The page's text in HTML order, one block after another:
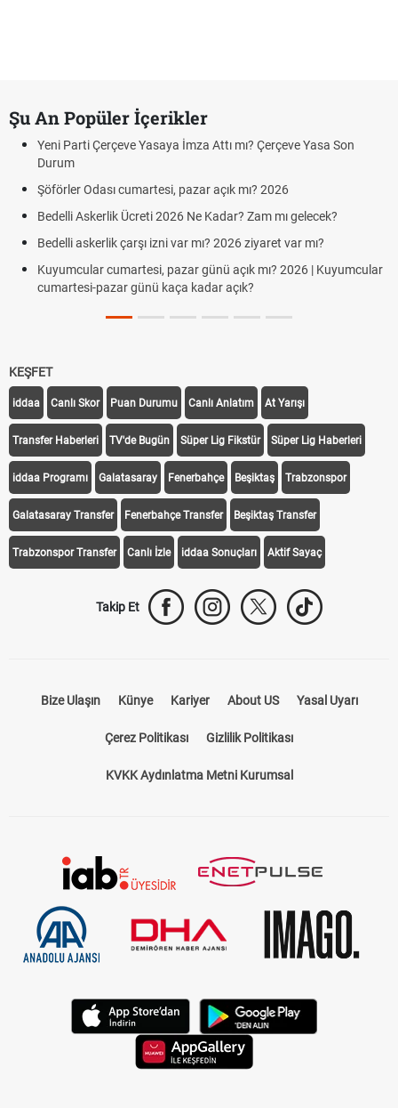
Şu An Popüler İçerikler
Yeni Parti Çerçeve Yasaya İmza Attı mı? Çerçeve Yasa Son
Durum
Şöförler Odası cumartesi, pazar açık mı? 2026
Bedelli Askerlik Ücreti 2026 Ne Kadar? Zam mı gelecek?
Bedelli askerlik çarşı izni var mı? 2026 ziyaret var mı?
Kuyumcular cumartesi, pazar günü açık mı? 2026 | Kuyumcular
cumartesi-pazar günü kaça kadar açık?
KEŞFET
iddaa Canlı Skor Puan Durumu Canlı Anlatım At Yarışı
Transfer Haberleri TV'de Bugün Süper Lig Fikstür Süper Lig Haberleri
iddaa Programı Galatasaray Fenerbahçe Beşiktaş Trabzonspor
Galatasaray Transfer Fenerbahçe Transfer Beşiktaş Transfer
Trabzonspor Transfer Canlı İzle iddaa Sonuçları Aktif Sayaç
Takip Et
Bize Ulaşın Künye Kariyer About US Yasal Uyarı
Çerez Politikası Gizlilik Politikası
KVKK Aydınlatma Metni Kurumsal